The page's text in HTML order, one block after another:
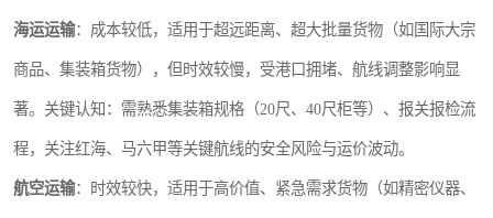
海运运输：成本较低，适用于超远距离、超大批量货物（如国际大宗
商品、集装箱货物），但时效较慢，受港口拥堵、航线调整影响显
著。关键认知：需熟悉集装箱规格（20尺、40尺柜等）、报关报检流
程，关注红海、马六甲等关键航线的安全风险与运价波动。
航空运输：时效较快，适用于高价值、紧急需求货物（如精密仪器、